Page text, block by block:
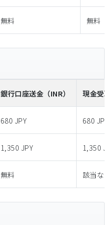
無料 無料
銀行口座送金 （INR） 現金受取
680 JPY 680 JPY
1,350 JPY 1,350
無料 該当なし